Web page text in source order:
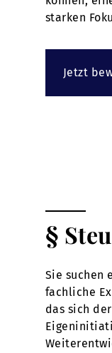
starken
Jetzt
§
Sie suchen
fachliche
das sich